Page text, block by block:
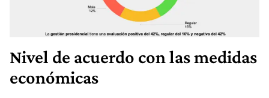
Nivel de acuerdo con las medidas
económicas